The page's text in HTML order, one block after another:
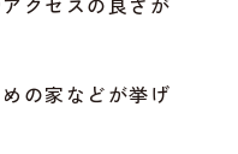
の家などが挙げ